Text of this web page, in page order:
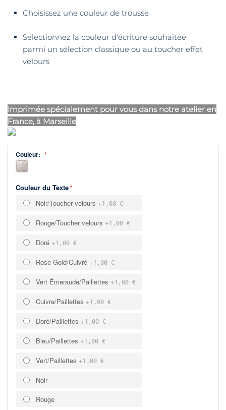
Choisissez une couleur de trousse
Sélectionnez la couleur d'écriture souhaitée
parmi un sélection classique ou au toucher effet
velours
Imprimée spécialement pour vous dans notre atelier en
France, à Marseille
Couleur:
Couleur du Texte
Noir/Toucher velours +1,00 €
Rouge/Toucher velours +1,00 €
Doré +1,00 €
Rose Gold/Cuivré +1,00 €
Vert Émeraude/Paillettes +1,00 €
Cuivre/Paillettes +1,00 €
Doré/Paillettes +1,00 €
Bleu/Paillettes +1,00 €
Vert/Paillettes +1,00 €
Noir
Rouge